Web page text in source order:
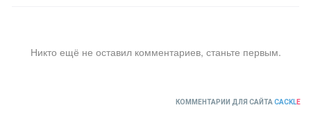
Никто ещё не оставил комментариев, станьте первым.
КОММЕНТАРИИ ДЛЯ САЙТА CACKLE